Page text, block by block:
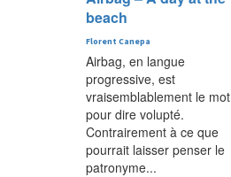
beach
Florent Canepa
Airbag, en langue
progressive, est
vraisemblablement le mot
pour dire volupté.
Contrairement à ce que
pourrait laisser penser le
patronyme...